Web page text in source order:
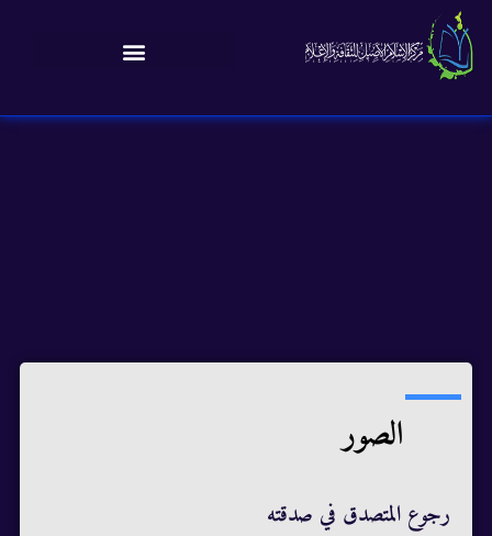
الصور
رجوع المتصدق في صدقته